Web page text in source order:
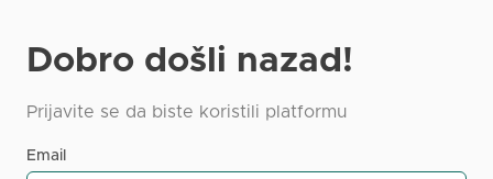
Dobro došli nazad!
Prijavite se da biste koristili platformu
Email